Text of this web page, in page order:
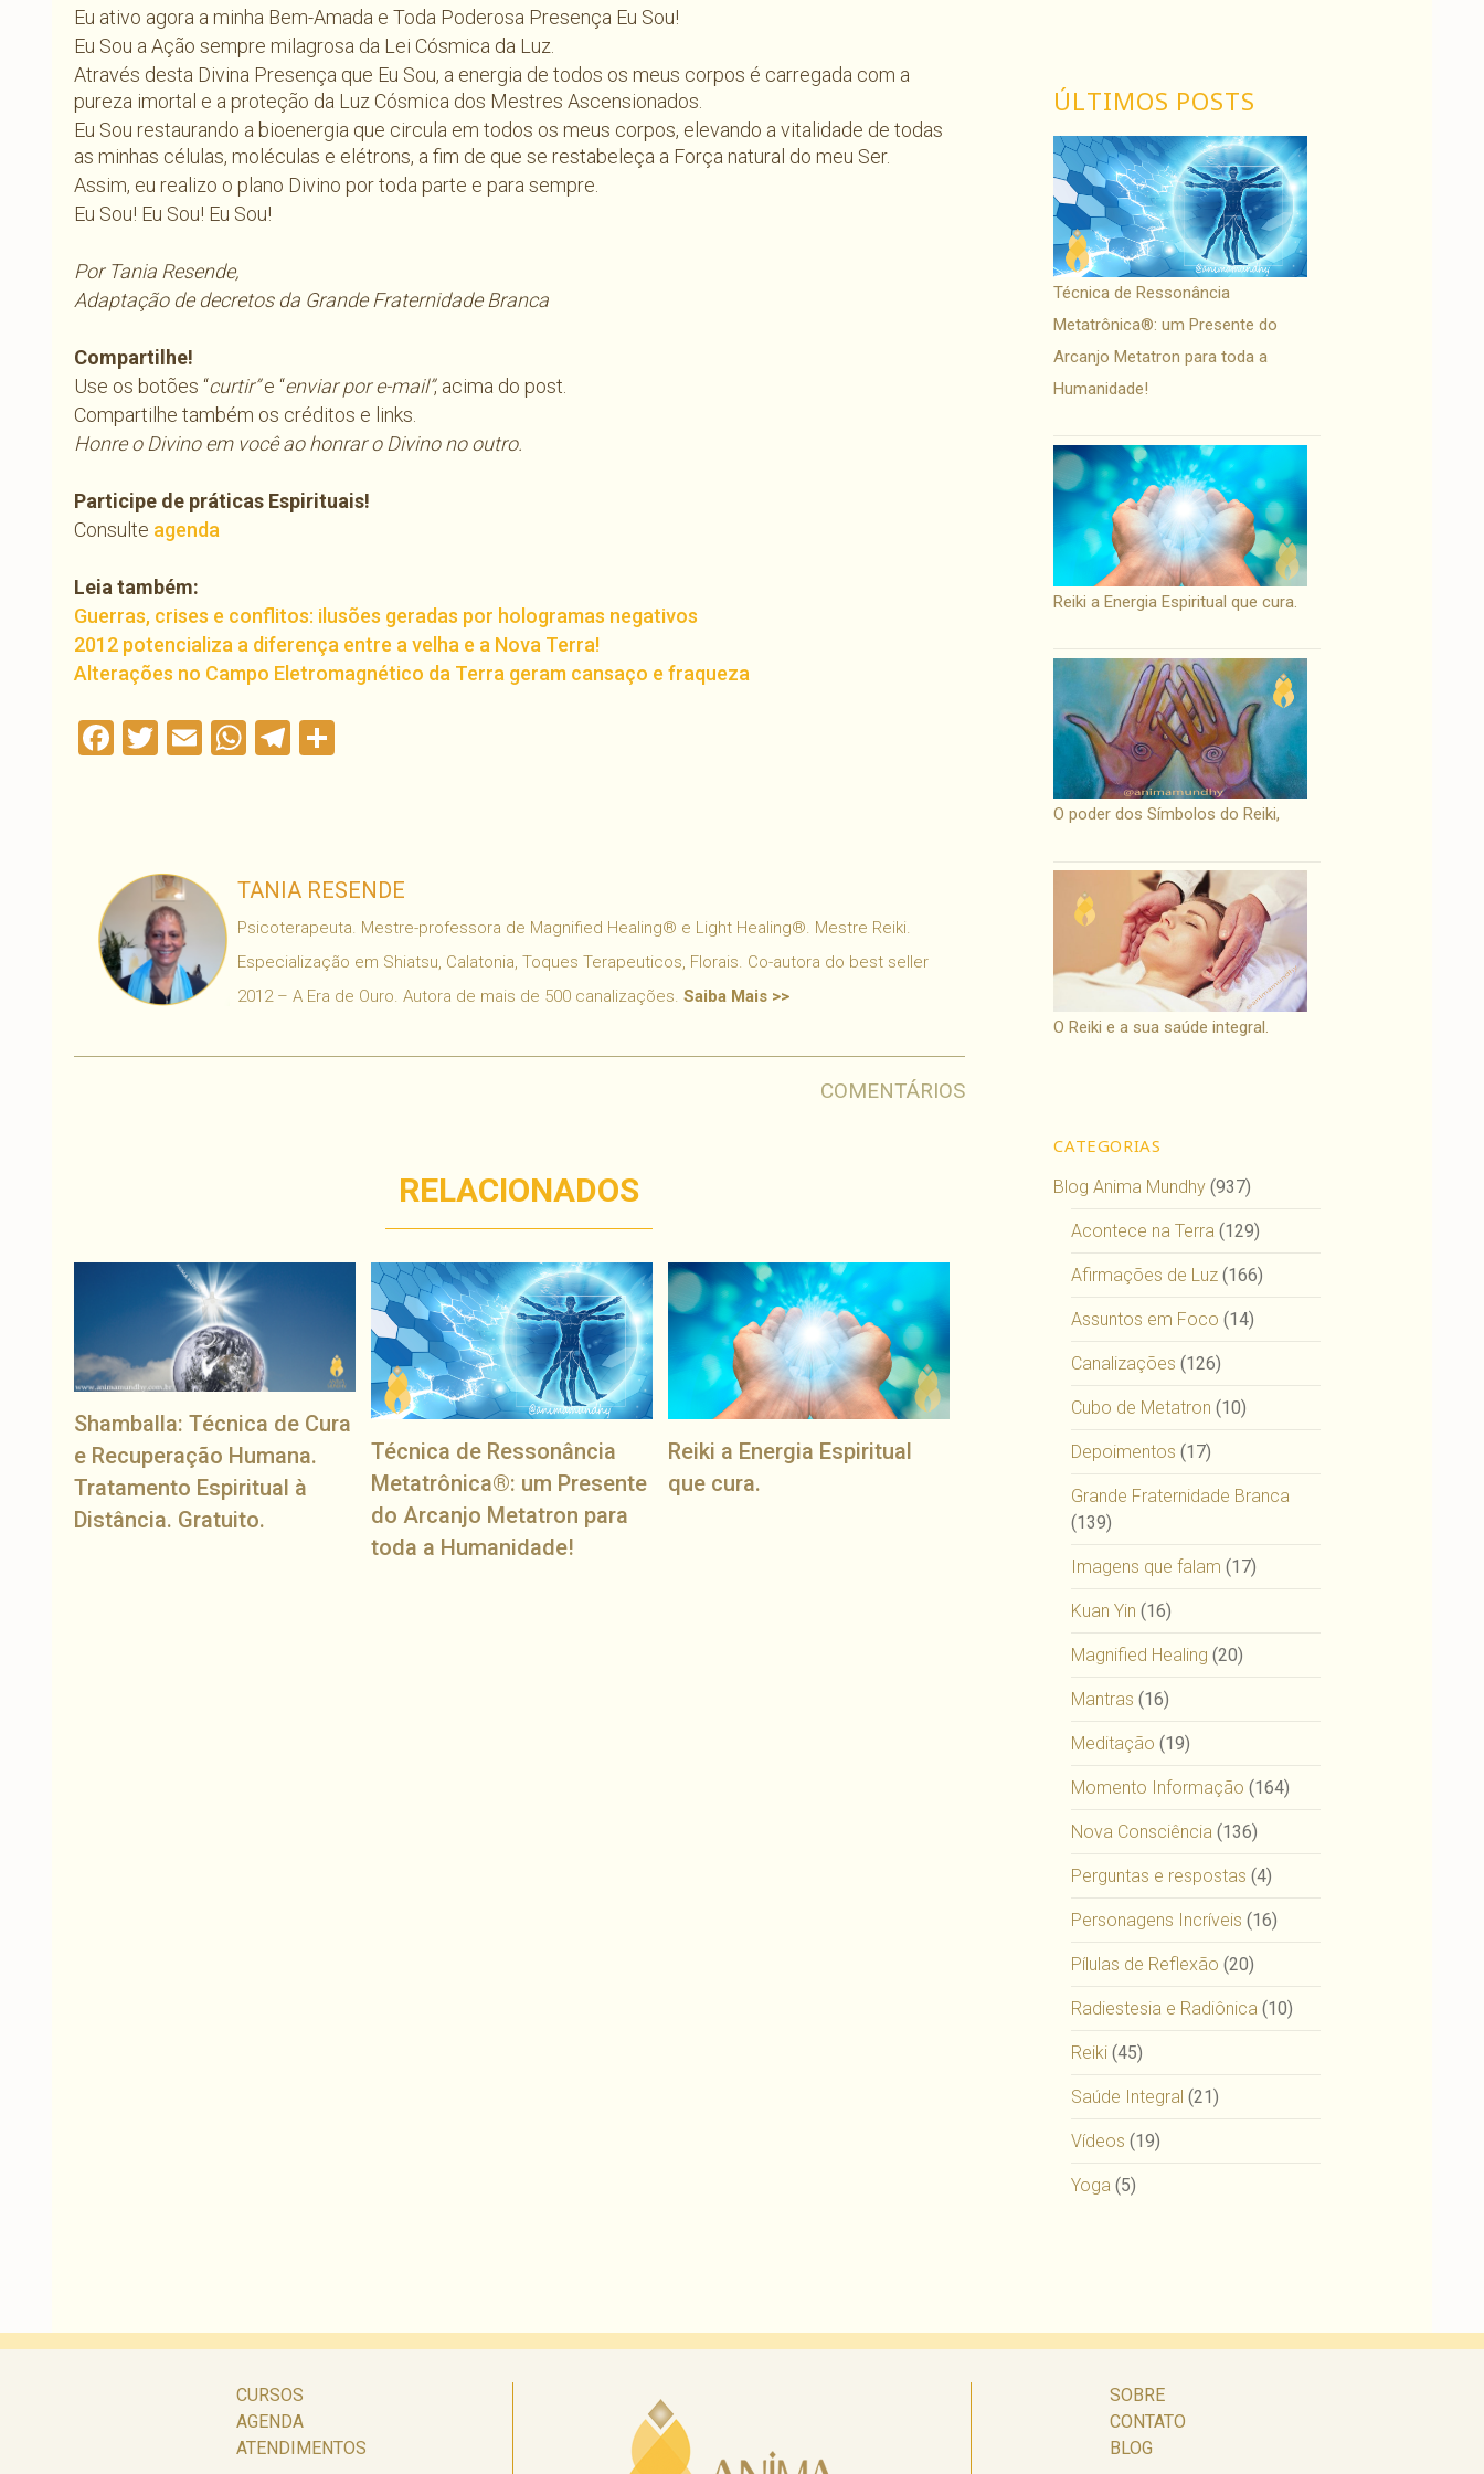
Eu ativo agora a minha Bem-Amada e Toda Poderosa Presença Eu Sou!
Eu Sou a Ação sempre milagrosa da Lei Cósmica da Luz.
Através desta Divina Presença que Eu Sou, a energia de todos os meus corpos é carregada com a
pureza imortal e a proteção da Luz Cósmica dos Mestres Ascensionados.
Eu Sou restaurando a bioenergia que circula em todos os meus corpos, elevando a vitalidade de todas
as minhas células, moléculas e elétrons, a fim de que se restabeleça a Força natural do meu Ser.
Assim, eu realizo o plano Divino por toda parte e para sempre.
Eu Sou! Eu Sou! Eu Sou!
Por Tania Resende,
Adaptação de decretos da Grande Fraternidade Branca
Compartilhe!
Use os botões “curtir”e “enviar por e-mail”, acima do post.
Compartilhe também os créditos e links.
Honre o Divino em você ao honrar o Divino no outro.
Participe de práticas Espirituais!
Consulte agenda
Leia também:
Guerras, crises e conflitos: ilusões geradas por hologramas negativos
2012 potencializa a diferença entre a velha e a Nova Terra!
Alterações no Campo Eletromagnético da Terra geram cansaço e fraqueza
Facebook
Twitter
EmailWhatsApp
Telegram
TANIA RESENDE
Psicoterapeuta. Mestre-professora de Magnified Healing® e Light Healing®. Mestre Reiki.
Especialização em Shiatsu, Calatonia, Toques Terapeuticos, Florais. Co-autora do best seller
2012 – A Era de Ouro. Autora de mais de 500 canalizações. Saiba Mais >>
COMENTÁRIOS
RELACIONADOS
Shamballa: Técnica de Cura
e Recuperação Humana.
Tratamento Espiritual à
Distância. Gratuito.
Técnica de Ressonância
Metatrônica®: um Presente
do Arcanjo Metatron para
toda a Humanidade!
Reiki a Energia Espiritual
que cura.
ÚLTIMOS POSTS
Técnica de Ressonância
Metatrônica®: um Presente do
Arcanjo Metatron para toda a
Humanidade!
Reiki a Energia Espiritual que cura.
O poder dos Símbolos do Reiki,
O Reiki e a sua saúde integral.
CATEGORIAS
Blog Anima Mundhy (937)
Acontece na Terra (129)
Afirmações de Luz (166)
Assuntos em Foco (14)
Canalizações (126)
Cubo de Metatron (10)
Depoimentos (17)
Grande Fraternidade Branca
(139)
Imagens que falam (17)
Kuan Yin (16)
Magnified Healing (20)
Mantras (16)
Meditação (19)
Momento Informação (164)
Nova Consciência (136)
Perguntas e respostas (4)
Personagens Incríveis (16)
Pílulas de Reflexão (20)
Radiestesia e Radiônica (10)
Reiki (45)
Saúde Integral (21)
Vídeos (19)
Yoga (5)
CURSOS
AGENDA
ATENDIMENTOS
SOBRE
CONTATO
BLOG